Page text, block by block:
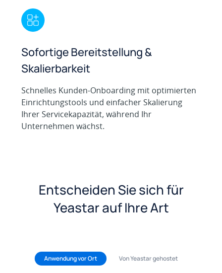
Sofortige Bereitstellung &
Skalierbarkeit
Schnelles Kunden-Onboarding mit optimierten
Einrichtungstools und einfacher Skalierung
Ihrer Servicekapazität, während Ihr
Unternehmen wächst.
Entscheiden Sie sich für
Yeastar auf Ihre Art
Anwendung vor Ort Von Yeastar gehostet